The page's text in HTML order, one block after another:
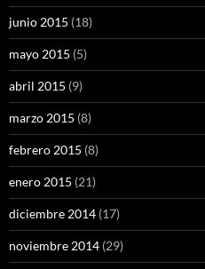
junio 2015 (18)
mayo 2015 (5)
abril 2015 (9)
marzo 2015 (8)
febrero 2015 (8)
enero 2015 (21)
diciembre 2014 (17)
noviembre 2014 (29)